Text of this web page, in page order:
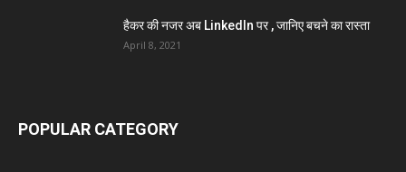
हैकर की नजर अब LinkedIn पर , जानिए बचने का रास्ता
April 8, 2021
POPULAR CATEGORY